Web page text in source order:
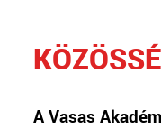
A Vasas